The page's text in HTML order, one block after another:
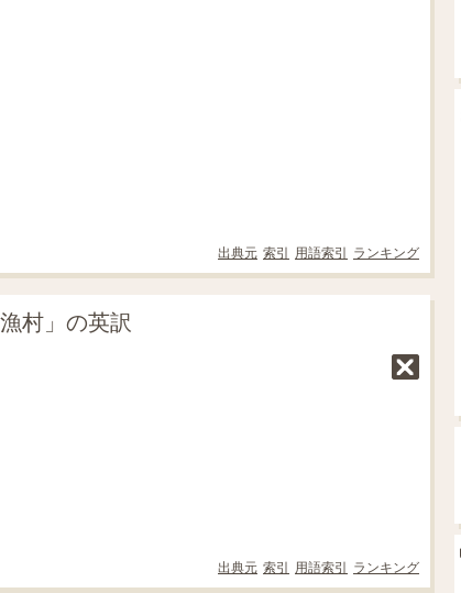
出典元 索引 用語索引 ランキング
村」の英訳
出典元 索引 用語索引 ランキング